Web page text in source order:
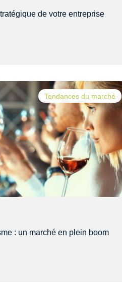
de votre entreprise
Tendances du marché
: un marché en plein boom